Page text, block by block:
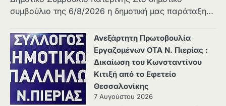
συμβούλιο της 6/8/2026 η δημοτική μας παράταξη…
Ανεξάρτητη Πρωτοβουλία
Εργαζομένων ΟΤΑ Ν. Πιερίας :
Δικαίωση του Κωνσταντίνου
Κιτιξή από το Εφετείο
Θεσσαλονίκης
7 Αυγούστου 2026